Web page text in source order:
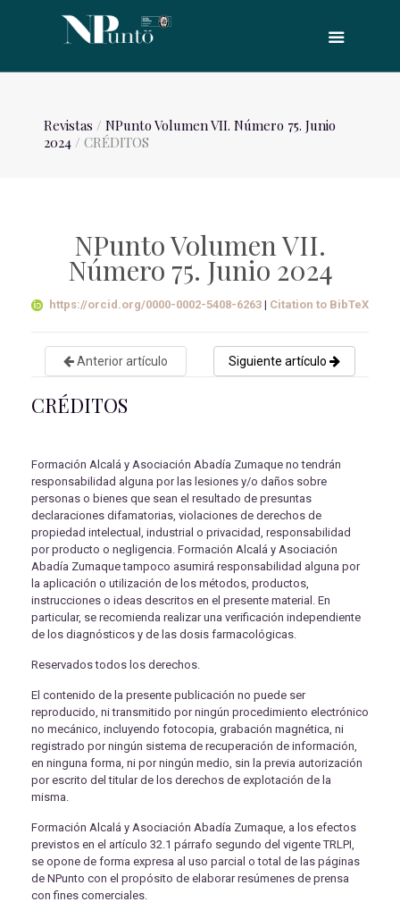
Revistas / NPunto Volumen VII. Número 75. Junio
2024/ CRÉDITOS
NPunto Volumen VII.
Número 75. Junio 2024
https://orcid.org/0000-0002-5408-6263| Citation to BibTeX
Anterior artículo Siguiente artículo
CRÉDITOS
Formación Alcalá y Asociación Abadía Zumaque no tendrán
responsabilidad alguna por las lesiones y/o daños sobre
personas o bienes que sean el resultado de presuntas
declaraciones difamatorias, violaciones de derechos de
propiedad intelectual, industrial o privacidad, responsabilidad
por producto o negligencia. Formación Alcalá y Asociación
Abadía Zumaque tampoco asumirá responsabilidad alguna por
la aplicación o utilización de los métodos, productos,
instrucciones o ideas descritos en el presente material. En
particular, se recomienda realizar una verificación independiente
de los diagnósticos y de las dosis farmacológicas.
Reservados todos los derechos.
El contenido de la presente publicación no puede ser
reproducido, ni transmitido por ningún procedimiento electrónico
no mecánico, incluyendo fotocopia, grabación magnética, ni
registrado por ningún sistema de recuperación de información,
en ninguna forma, ni por ningún medio, sin la previa autorización
por escrito del titular de los derechos de explotación de la
misma.
Formación Alcalá y Asociación Abadía Zumaque, a los efectos
previstos en el artículo 32.1 párrafo segundo del vigente TRLPI,
se opone de forma expresa al uso parcial o total de las páginas
de NPunto con el propósito de elaborar resúmenes de prensa
con fines comerciales.